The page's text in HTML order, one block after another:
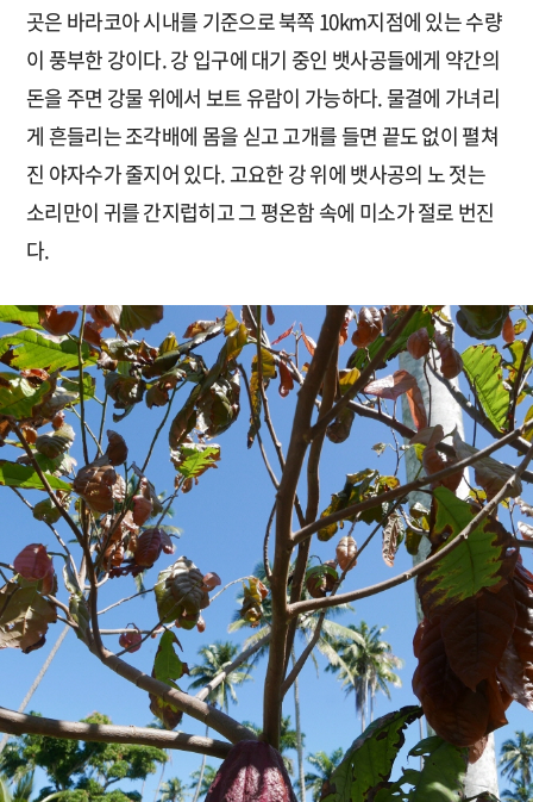
곳은 바라코아 시내를 기준으로 북쪽 10km지점에 있는 수량
이 풍부한 강이다. 강 입구에 대기 중인 뱃사공들에게 약간의
돈을 주면 강물 위에서 보트 유람이 가능하다. 물결에 가녀리
게 흔들리는 조각배에 몸을 싣고 고개를 들면 끝도 없이 펼쳐
진 야자수가 줄지어 있다. 고요한 강 위에 뱃사공의 노 젓는
소리만이 귀를 간지럽히고 그 평온함 속에 미소가 절로 번진
다.